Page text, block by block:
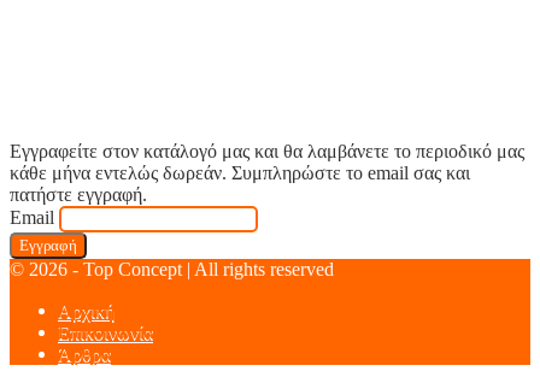
Εγγραφείτε στον κατάλογό μας και θα λαμβάνετε το περιοδικό μας
κάθε μήνα εντελώς δωρεάν. Συμπληρώστε το email σας και
πατήστε εγγραφή.
Email
© 2026 - Top Concept | All rights reserved
Αρχική
Επικοινωνία
Άρθρα